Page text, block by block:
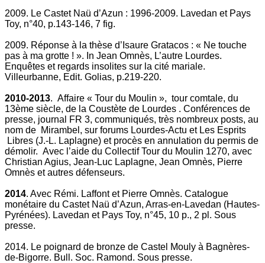
2009. Le Castet Naü d’Azun : 1996-2009. Lavedan et Pays
Toy, n°40, p.143-146, 7 fig.
2009. Réponse à la thèse d’Isaure Gratacos : « Ne touche
pas à ma grotte ! ». In Jean Omnès, L’autre Lourdes.
Enquêtes et regards insolites sur la cité mariale.
Villeurbanne, Edit. Golias, p.219-220.
2010-2013. Affaire « Tour du Moulin », tour comtale, du
13ème siècle, de la Coustète de Lourdes . Conférences de
presse, journal FR 3, communiqués, très nombreux posts, au
nom de Mirambel, sur forums Lourdes-Actu et Les Esprits
Libres (J.-L. Laplagne) et procès en annulation du permis de
démolir. Avec l’aide du Collectif Tour du Moulin 1270, avec
Christian Agius, Jean-Luc Laplagne, Jean Omnès, Pierre
Omnès et autres défenseurs.
2014. Avec Rémi. Laffont et Pierre Omnès. Catalogue
monétaire du Castet Naü d’Azun, Arras-en-Lavedan (Hautes-
Pyrénées). Lavedan et Pays Toy, n°45, 10 p., 2 pl. Sous
presse.
2014. Le poignard de bronze de Castel Mouly à Bagnères-
de-Bigorre. Bull. Soc. Ramond. Sous presse.